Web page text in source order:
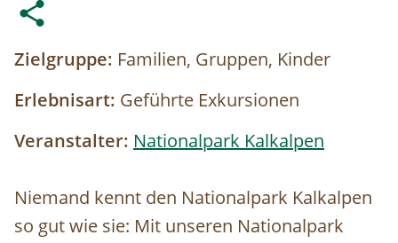
Zielgruppe: Familien, Gruppen, Kinder
Erlebnisart: Geführte Exkursionen
Veranstalter: Nationalpark Kalkalpen
Niemand kennt den Nationalpark Kalkalpen
so gut wie sie: Mit unseren Nationalpark